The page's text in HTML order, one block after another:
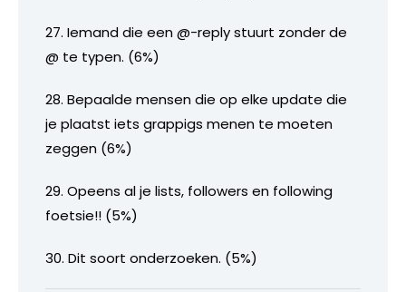
27. Iemand die een @-reply stuurt zonder de
@ te typen. (6%)
28. Bepaalde mensen die op elke update die
je plaatst iets grappigs menen te moeten
zeggen (6%)
29. Opeens al je lists, followers en following
foetsie!! (5%)
30. Dit soort onderzoeken. (5%)